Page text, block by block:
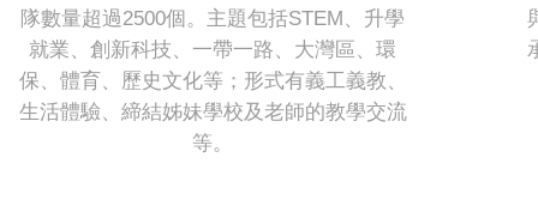
隊數量超過2500個。主題包括STEM、升學
就業、創新科技、一帶一路、大灣區、環
保、體育、歷史文化等；形式有義工義教、
生活體驗、締結姊妹學校及老師的教學交流
等。